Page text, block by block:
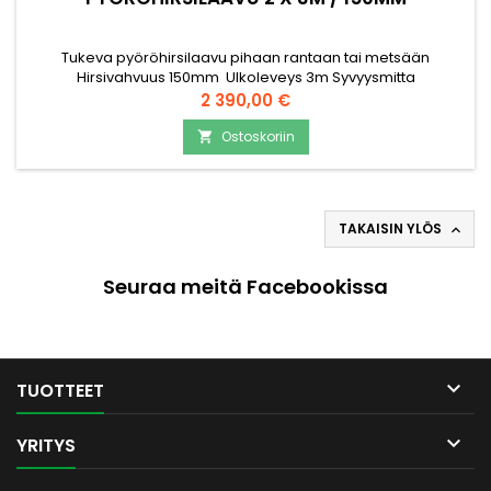
Tukeva pyöröhirsilaavu pihaan rantaan tai metsään
Hirsivahvuus 150mm Ulkoleveys 3m Syvyysmitta
ulkoseinäpinnasta mitattuna 2 metriä. Pääty-ylitys etu-ja
takaseinän ylimmillä hirsillä 0,5 m. Etu-ja takaseinän ylimpien
hirsien pituus on 4 metriä Etuseinän hirsiosan korkeus on noin
1,64 metriä. Etuseinän avoimen osan leveys on noin 2,03
metriä....
Hinta
2 390,00 €
 Ostoskoriin
TAKAISIN YLÖS 
Seuraa meitä Facebookissa
TUOTTEET 
YRITYS 